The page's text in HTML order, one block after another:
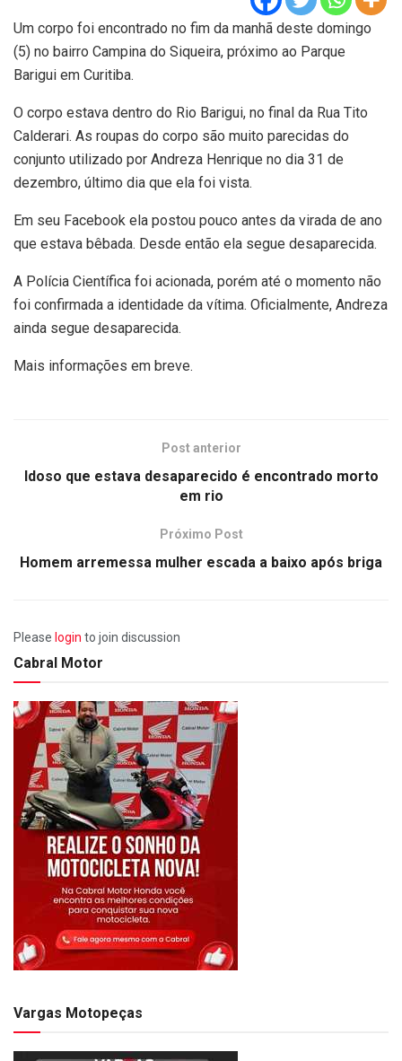
Um corpo foi encontrado no fim da manhã deste domingo
(5) no bairro Campina do Siqueira, próximo ao Parque
Barigui em Curitiba.
O corpo estava dentro do Rio Barigui, no final da Rua Tito
Calderari. As roupas do corpo são muito parecidas do
conjunto utilizado por Andreza Henrique no dia 31 de
dezembro, último dia que ela foi vista.
Em seu Facebook ela postou pouco antes da virada de ano
que estava bêbada. Desde então ela segue desaparecida.
A Polícia Científica foi acionada, porém até o momento não
foi confirmada a identidade da vítima. Oficialmente, Andreza
ainda segue desaparecida.
Mais informações em breve.
Post anterior
Idoso que estava desaparecido é encontrado morto
em rio
Próximo Post
Homem arremessa mulher escada a baixo após briga
Please login to join discussion
Cabral Motor
Vargas Motopeças